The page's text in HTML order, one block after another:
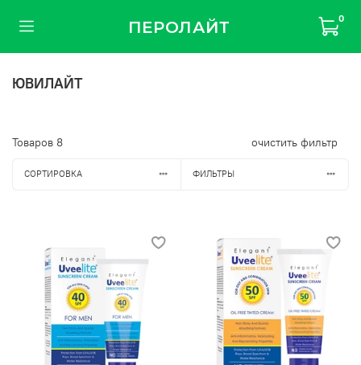
ПЕРОЛАЙТ 0
ЮВИЛАЙТ
Товаров 8 очистить фильтр
СОРТИРОВКА ФИЛЬТРЫ